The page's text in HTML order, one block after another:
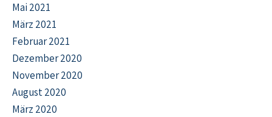
Mai 2021
März 2021
Februar 2021
Dezember 2020
November 2020
August 2020
März 2020